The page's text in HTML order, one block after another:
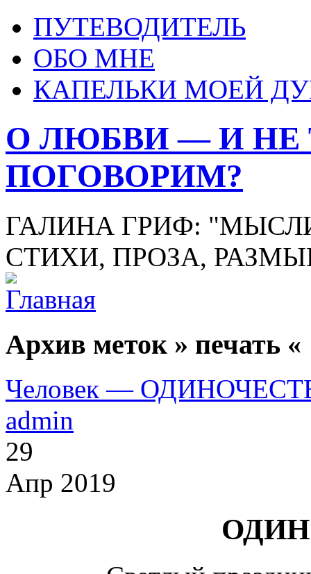
ПУТЕВОДИТЕЛЬ
ОБО МНЕ
КАПЕЛЬКИ МОЕЙ
О ЛЮБВИ — И НЕ
ПОГОВОРИМ?
ГАЛИНА ГРИФ:
СТИХИ, ПРОЗА,
Архив меток » печать «
Человек —
admin
29
Апр 2019